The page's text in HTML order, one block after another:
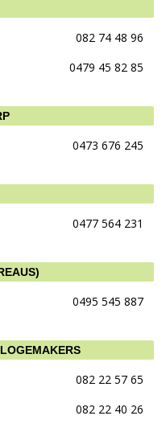
082 74 48 96
0479 45 82 85
0473 676 245
0477 564 231
0495 545 887
082 22 57 65
082 22 40 26